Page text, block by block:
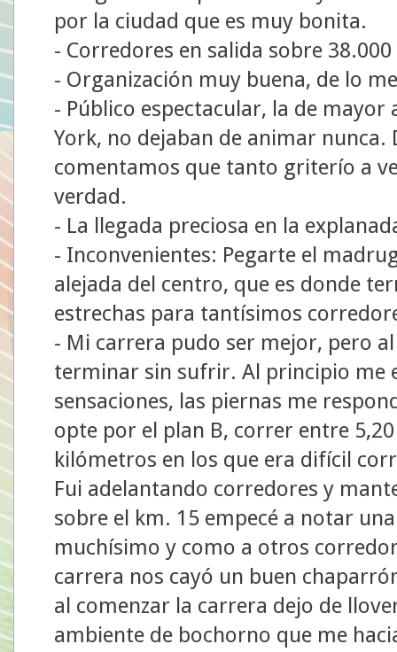
por la ciudad que es muy bonita.
- Corredores en salida sobre
- Organización muy buena, de lo
- Público espectacular, la de
York, no dejaban de animar nunca.
comentamos que tanto griterío a
verdad.
- La llegada preciosa en la
- Inconvenientes: Pegarte el
alejada del centro, que es donde
estrechas para tantísimos
- Mi carrera pudo ser mejor, pero
terminar sin sufrir. Al principio me
sensaciones, las piernas me
opte por el plan B, correr entre
kilómetros en los que era difícil
Fui adelantando corredores y
sobre el km. 15 empecé a notar
muchísimo y como a otros
carrera nos cayó un buen
al comenzar la carrera dejo de
ambiente de bochorno que me